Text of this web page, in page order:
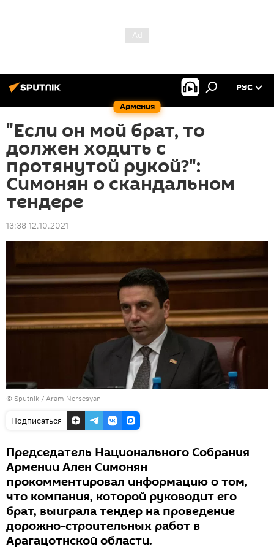
Армения
РУС
"Если он мой брат, то
должен ходить с
протянутой рукой?":
Симонян о скандальном
тендере
13:38 12.10.2021
© Sputnik / Aram Nersesyan
Подписаться
Председатель Национального Собрания
Армении Ален Симонян
прокомментировал информацию о том,
что компания, которой руководит его
брат, выиграла тендер на проведение
дорожно-строительных работ в
Арагацотнской области.